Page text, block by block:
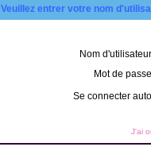
Veuillez entrer votre nom
Nom
Mot de
Se connecter
J'ai